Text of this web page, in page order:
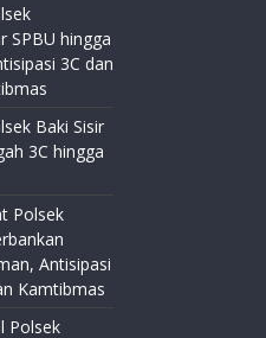
SPBU hingga
3C dan
Baki Sisir
3C hingga
Polsek
Antisipasi
Kamtibmas
Polsek